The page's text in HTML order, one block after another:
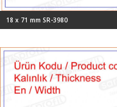
18 x 71 mm SR-3980